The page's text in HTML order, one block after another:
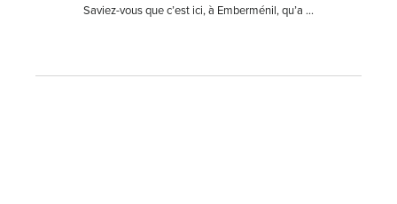
Saviez-vous que c’est ici, à Emberménil, qu’a ...